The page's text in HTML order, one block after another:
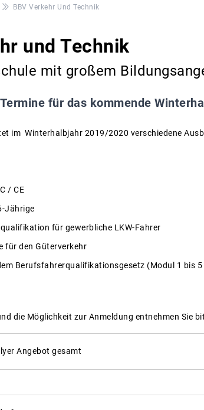
BBV Verkehr Und Technik
und Technik
mit großem
für das kommende
im Winterhalbjahr 2019/2020 verschiedene
/ CE
Jährige
für gewerbliche LKW-Fahrer
für den Güterverkehr
Berufsfahrerqualifikationsgesetz (Modul 1 bis 5
die Möglichkeit zur Anmeldung entnehmen Sie
Angebot gesamt